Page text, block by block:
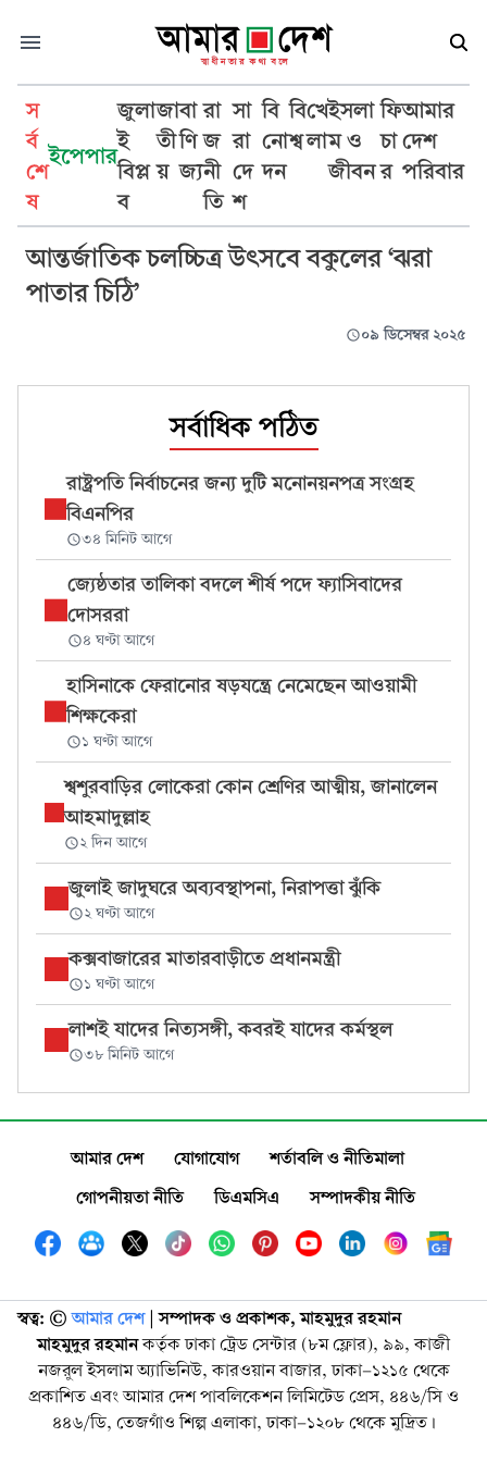
স
র্ব
শে
ষ
ইপেপার
জুলা
ই
বিপ্ল
ব
জা
তী
য়
বা
ণি
জ্য
রা
জ
নী
তি
সা
রা
দে
শ
বি
নো
দন
বি
শ্ব
খে
লা
ইসলা
ম ও
জীবন
ফি
চা
র
আমার
দেশ
পরিবার
আরজুমান্দ আরা বকুল
আন্তর্জাতিক চলচ্চিত্র উৎসবে বকুলের ‘ঝরা
পাতার চিঠি’
০৯ ডিসেম্বর ২০২৫
সর্বাধিক পঠিত
রাষ্ট্রপতি নির্বাচনের জন্য দুটি মনোনয়নপত্র সংগ্রহ
বিএনপির
৩৪ মিনিট আগে
জ্যেষ্ঠতার তালিকা বদলে শীর্ষ পদে ফ্যাসিবাদের
দোসররা
৪ ঘণ্টা আগে
হাসিনাকে ফেরানোর ষড়যন্ত্রে নেমেছেন আওয়ামী
শিক্ষকেরা
১ ঘণ্টা আগে
শ্বশুরবাড়ির লোকেরা কোন শ্রেণির আত্মীয়, জানালেন
আহমাদুল্লাহ
২ দিন আগে
জুলাই জাদুঘরে অব্যবস্থাপনা, নিরাপত্তা ঝুঁকি
২ ঘণ্টা আগে
কক্সবাজারের মাতারবাড়ীতে প্রধানমন্ত্রী
১ ঘণ্টা আগে
লাশই যাদের নিত্যসঙ্গী, কবরই যাদের কর্মস্থল
৩৮ মিনিট আগে
আমার দেশ যোগাযোগ
শর্তাবলি ও নীতিমালা
গোপনীয়তা নীতি
ডিএমসিএ সম্পাদকীয় নীতি
স্বত্ব: ©️ আমার দেশ| সম্পাদক ও প্রকাশক, মাহমুদুর রহমান
মাহমুদুর রহমানকর্তৃক ঢাকা ট্রেড সেন্টার (৮ম ফ্লোর), ৯৯, কাজী
নজরুল ইসলাম অ্যাভিনিউ, কারওয়ান বাজার, ঢাকা-১২১৫ থেকে
প্রকাশিত এবং আমার দেশ পাবলিকেশন লিমিটেড প্রেস, ৪৪৬/সি ও
৪৪৬/ডি, তেজগাঁও শিল্প এলাকা, ঢাকা-১২০৮ থেকে মুদ্রিত।